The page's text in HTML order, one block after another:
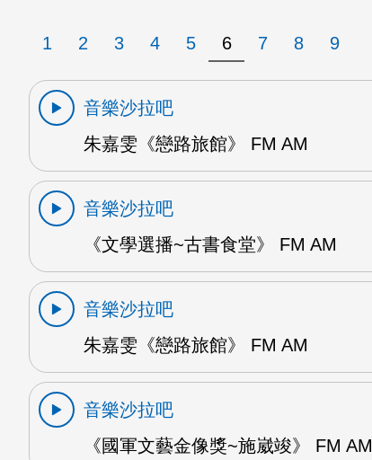
1 2 3 4 5 6 7 8 9
音樂沙拉吧
朱嘉雯《戀路旅館》 FM AM
音樂沙拉吧
《文學選播~古書食堂》 FM AM
音樂沙拉吧
朱嘉雯《戀路旅館》 FM AM
音樂沙拉吧
《國軍文藝金像獎~施崴竣》 FM AM